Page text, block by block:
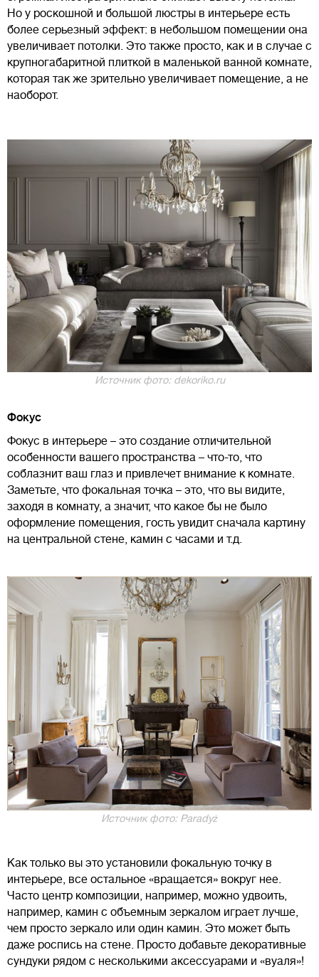
Но у роскошной и большой люстры в интерьере есть
более серьезный эффект: в небольшом помещении она
увеличивает потолки. Это также просто, как и в случае с
крупногабаритной плиткой в маленькой ванной комнате,
которая так же зрительно увеличивает помещение, а не
наоборот.
Источник фото: dekoriko.ru
Фокус
Фокус в интерьере – это создание отличительной
особенности вашего пространства – что-то, что
соблазнит ваш глаз и привлечет внимание к комнате.
Заметьте, что фокальная точка – это, что вы видите,
заходя в комнату, а значит, что какое бы не было
оформление помещения, гость увидит сначала картину
на центральной стене, камин с часами и т.д.
Источник фото: Paradyż
Как только вы это установили фокальную точку в
интерьере, все остальное «вращается» вокруг нее.
Часто центр композиции, например, можно удвоить,
например, камин с объемным зеркалом играет лучше,
чем просто зеркало или один камин. Это может быть
даже роспись на стене. Просто добавьте декоративные
сундуки рядом с несколькими аксессуарами и «вуаля»!